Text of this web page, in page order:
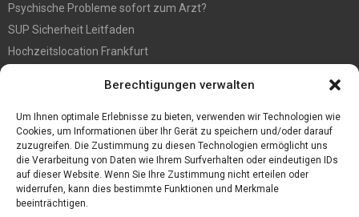
Berechtigungen verwalten
Um Ihnen optimale Erlebnisse zu bieten, verwenden wir Technologien wie
Cookies, um Informationen über Ihr Gerät zu speichern und/oder darauf
zuzugreifen. Die Zustimmung zu diesen Technologien ermöglicht uns
die Verarbeitung von Daten wie Ihrem Surfverhalten oder eindeutigen IDs
auf dieser Website. Wenn Sie Ihre Zustimmung nicht erteilen oder
widerrufen, kann dies bestimmte Funktionen und Merkmale
beeinträchtigen.
Psychische Probleme sofort zum Arzt?
SUP Sicherheit Leitfaden
Hochzeitslocation Frankfurt
Großer Spaß auf der Kirmes in Bonn!
Bester Oscam- und CCcam-Server für 2021